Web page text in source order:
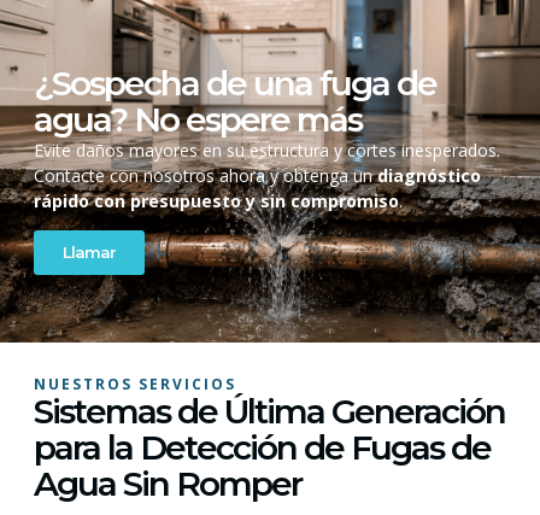
¿Sospecha de una fuga de
agua? No espere más
Evite daños mayores en su estructura y cortes inesperados.
Contacte con nosotros ahora y obtenga undiagnóstico
rápido con presupuesto y sin compromiso.
Llamar
NUESTROS SERVICIOS
Sistemas de Última Generación
para la Detección de Fugas de
Agua Sin Romper